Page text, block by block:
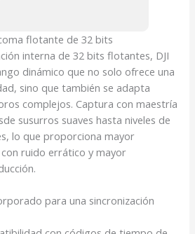
flotante de 32 bits
interna de 32 bits flotantes, DJI
dinámico que no solo ofrece una
sino que también se adapta
complejos. Captura con maestría
susurros suaves hasta niveles de
lo que proporciona mayor
ruido errático y mayor
para una sincronización